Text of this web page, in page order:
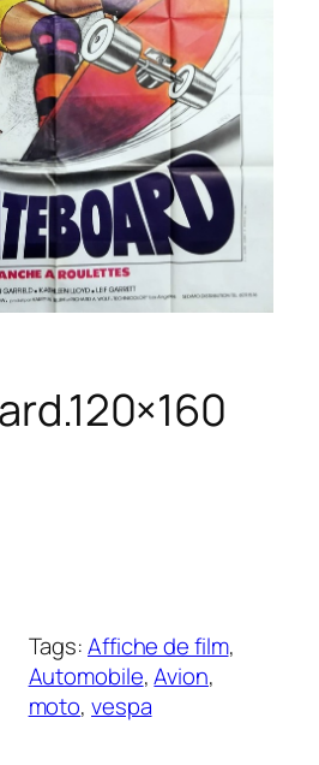
Tags:Affiche de film
Automobile, Avion
moto, vespa